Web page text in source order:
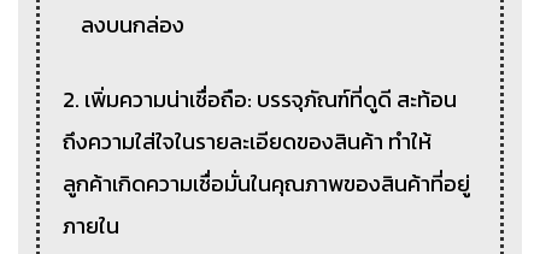
ลงบนกล่อง
2. เพิ่มความน่าเชื่อถือ: บรรจุภัณฑ์ที่ดูดี สะท้อน
ถึงความใส่ใจในรายละเอียดของสินค้า ทำให้
ลูกค้าเกิดความเชื่อมั่นในคุณภาพของสินค้าที่อยู่
ภายใน